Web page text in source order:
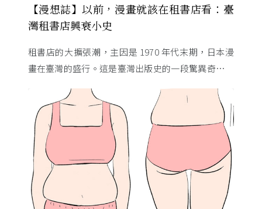
【漫想誌】以前，漫畫就該在租書店看：臺
灣租書店興衰小史
租書店的大擴張潮，主因是 1970 年代末期，日本漫
畫在臺灣的盛行。這是臺灣出版史的一段驚異奇航。
的協定保護 ...